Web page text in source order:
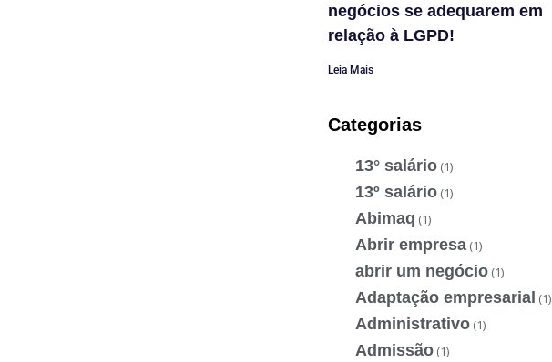
negócios se adequarem em
relação à LGPD!
Leia Mais
Categorias
13° salário (1)
13º salário (1)
Abimaq (1)
Abrir empresa (1)
abrir um negócio (1)
Adaptação empresarial (1)
Administrativo (1)
Admissão (1)